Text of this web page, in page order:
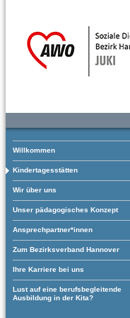
Willkommen
Kindertagesstätten
Wir über uns
Unser pädagogisches Konzept
Ansprechpartner*innen
Zum Bezirksverband Hannover
Ihre Karriere bei uns
Lust auf eine berufsbegleitende
Ausbildung in der Kita?